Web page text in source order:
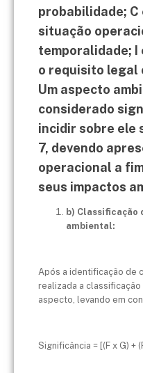
probabilidade; C
situação
temporalidade; I
o requisito legal
Um aspecto
considerado
incidir sobre ele
7, devendo
operacional a
seus impactos
b) Classificação
ambiental:
Após a identificação de
realizada a
aspecto, levando em
Significância = [(F x G) +